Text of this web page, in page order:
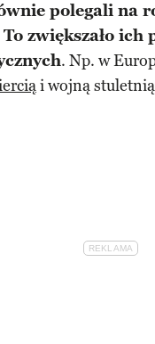
polegali
zwiększało ich
. Np. w
i wojną